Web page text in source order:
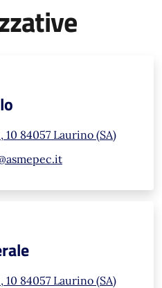
10 84057 Laurino (SA)
10 84057 Laurino (SA)